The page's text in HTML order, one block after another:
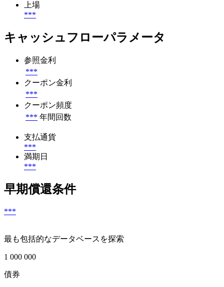
上場
***
キャッシュフローパラメータ
参照金利
***
クーポン金利
***
クーポン頻度
*** 年間回数
支払通貨
***
満期日
***
早期償還条件
***
最も包括的なデータベースを探索
1 000 000
債券